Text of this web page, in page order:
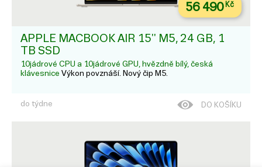
56 490Kč
APPLE MACBOOK AIR 15'' M5, 24 GB, 1
TB SSD
10jádrové CPU a 10jádrové GPU, hvězdně bílý, česká
klávesnice Výkon povznáší. Nový čip M5.
do týdne DO KOŠÍKU